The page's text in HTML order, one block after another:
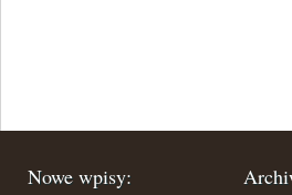
Nowe wpisy: